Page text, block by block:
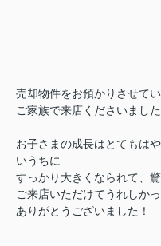
売却物件をお預かりさせて
ご家族で来店くださいました
お子さまの成長はとてもは
いうちに
すっかり大きくなられて、
ご来店いただけてうれしか
ありがとうございました！